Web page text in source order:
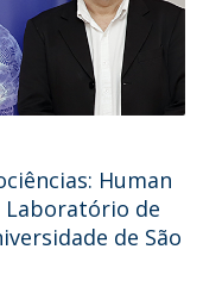
Human
de
de São